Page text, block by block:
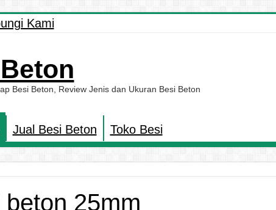
Kami
Besi Beton, Review Jenis dan Ukuran Besi Beton
Jual Besi Beton Toko Besi
beton 25mm